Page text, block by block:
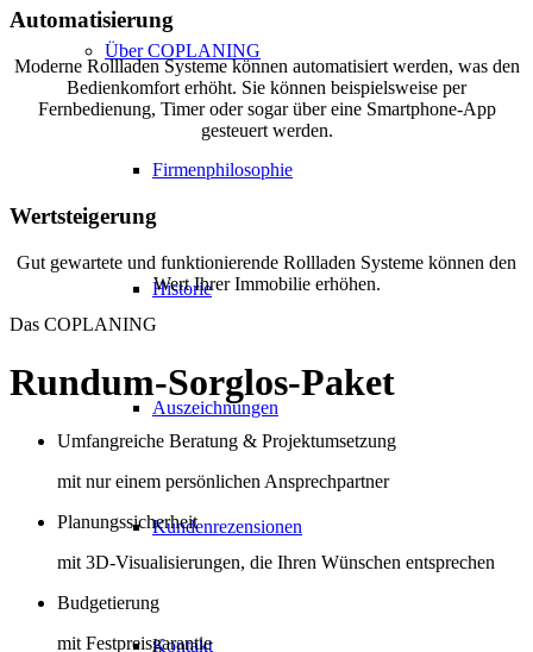
Über COPLANING
Firmenphilosophie
Historie
Auszeichnungen
Kundenrezensionen
Kontakt
Automatisierung
Moderne Rollladen Systeme können automatisiert werden, was den
Bedienkomfort erhöht. Sie können beispielsweise per
Fernbedienung, Timer oder sogar über eine Smartphone-App
gesteuert werden.
Wertsteigerung
Gut gewartete und funktionierende Rollladen Systeme können den
Wert Ihrer Immobilie erhöhen.
Das COPLANING
Rundum-Sorglos-Paket
Umfangreiche Beratung & Projektumsetzung
mit nur einem persönlichen Ansprechpartner
Planungssicherheit
mit 3D-Visualisierungen, die Ihren Wünschen entsprechen
Budgetierung
mit Festpreisgarantie